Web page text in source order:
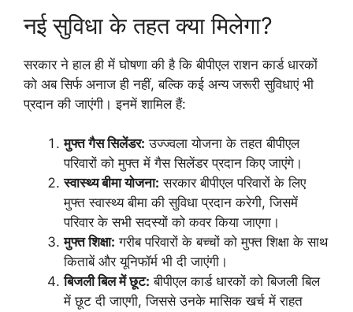
नई सुविधा के तहत क्या मिलेगा?
सरकार ने हाल ही में घोषणा की है कि बीपीएल राशन कार्ड धारकों
को अब सिर्फ अनाज ही नहीं, बल्कि कई अन्य जरूरी सुविधाएं भी
प्रदान की जाएंगी। इनमें शामिल हैं:
मुफ्त गैस सिलेंडर: उज्ज्वला योजना के तहत बीपीएल
परिवारों को मुफ्त में गैस सिलेंडर प्रदान किए जाएंगे।
स्वास्थ्य बीमा योजना: सरकार बीपीएल परिवारों के लिए
मुफ्त स्वास्थ्य बीमा की सुविधा प्रदान करेगी, जिसमें
परिवार के सभी सदस्यों को कवर किया जाएगा।
मुफ्त शिक्षा: गरीब परिवारों के बच्चों को मुफ्त शिक्षा के साथ
किताबें और यूनिफॉर्म भी दी जाएंगी।
बिजली बिल में छूट: बीपीएल कार्ड धारकों को बिजली बिल
में छूट दी जाएगी, जिससे उनके मासिक खर्च में राहत